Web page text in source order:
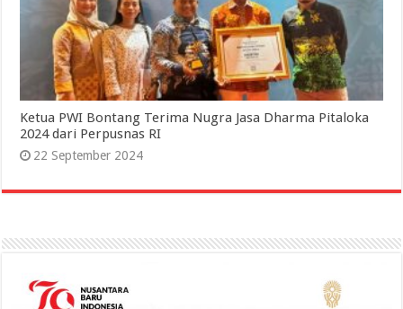
Ketua PWI Bontang Terima Nugra Jasa Dharma Pitaloka
2024 dari Perpusnas RI
22 September 2024